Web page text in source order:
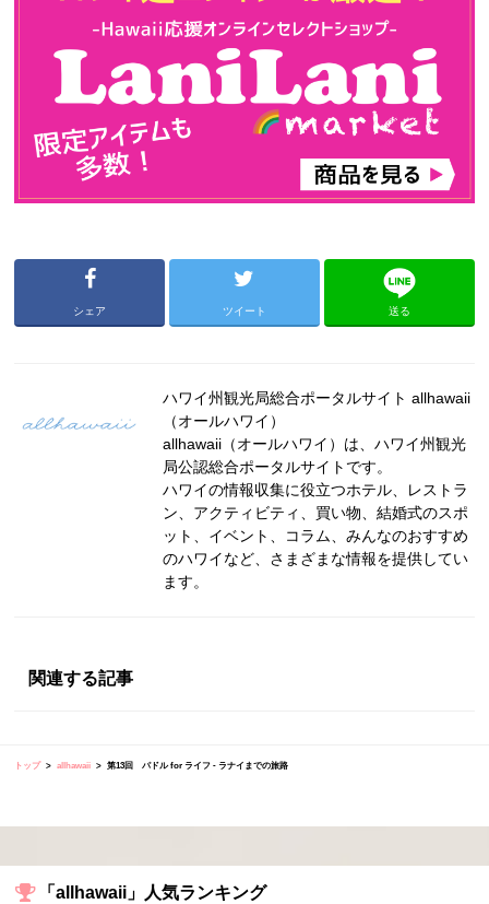
シェア ツイート 送る
ハワイ州観光局総合ポータルサイト allhawaii
（オールハワイ）
allhawaii（オールハワイ）は、ハワイ州観光
局公認総合ポータルサイトです。
ハワイの情報収集に役立つホテル、レストラ
ン、アクティビティ、買い物、結婚式のスポ
ット、イベント、コラム、みんなのおすすめ
のハワイなど、さまざまな情報を提供してい
ます。
関連する記事
トップ allhawaii 第13回 パドル for ライフ - ラナイまでの旅路
「allhawaii」人気ランキング